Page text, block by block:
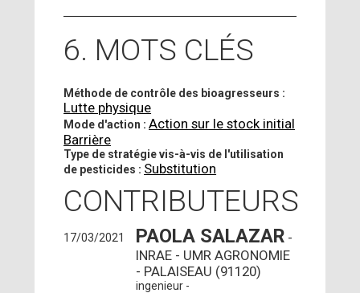
6. MOTS CLÉS
Méthode de contrôle des bioagresseurs :
Lutte physique
Mode d'action :Action sur le stock initial
Barrière
Type de stratégie vis-à-vis de l'utilisation
de pesticides : Substitution
CONTRIBUTEURS
17/03/2021 PAOLA SALAZAR -
INRAE - UMR AGRONOMIE
- PALAISEAU (91120)
ingenieur -